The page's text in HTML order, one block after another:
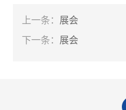
上一条： 展会
下一条： 展会